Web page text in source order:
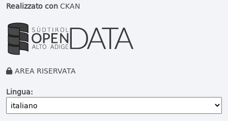
Realizzato conCKAN
AREA RISERVATA
Lingua